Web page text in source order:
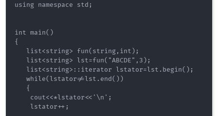
using namespace std;
int main()
{
   list<string> fun(string,int);
   list<string> lst=fun("ABCDE",3);
   list<string>::iterator lstator=lst.begin();
   while(lstator!=lst.end())
   {
    cout<<*lstator<<'\n';
    lstator++;